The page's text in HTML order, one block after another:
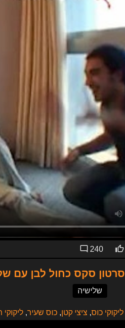
240
סרטון סקס כחול לבן עם
שלישיה
ליקוקי כוס, ציצי קטן, כוס שעיר,